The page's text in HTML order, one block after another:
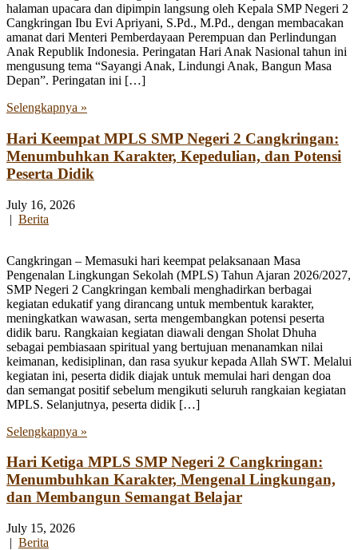
halaman upacara dan dipimpin langsung oleh Kepala SMP Negeri 2
Cangkringan Ibu Evi Apriyani, S.Pd., M.Pd., dengan membacakan
amanat dari Menteri Pemberdayaan Perempuan dan Perlindungan
Anak Republik Indonesia. Peringatan Hari Anak Nasional tahun ini
mengusung tema “Sayangi Anak, Lindungi Anak, Bangun Masa
Depan”. Peringatan ini […]
Selengkapnya »
Hari Keempat MPLS SMP Negeri 2 Cangkringan:
Menumbuhkan Karakter, Kepedulian, dan Potensi
Peserta Didik
July 16, 2026
| Berita
Cangkringan – Memasuki hari keempat pelaksanaan Masa
Pengenalan Lingkungan Sekolah (MPLS) Tahun Ajaran 2026/2027,
SMP Negeri 2 Cangkringan kembali menghadirkan berbagai
kegiatan edukatif yang dirancang untuk membentuk karakter,
meningkatkan wawasan, serta mengembangkan potensi peserta
didik baru. Rangkaian kegiatan diawali dengan Sholat Dhuha
sebagai pembiasaan spiritual yang bertujuan menanamkan nilai
keimanan, kedisiplinan, dan rasa syukur kepada Allah SWT. Melalui
kegiatan ini, peserta didik diajak untuk memulai hari dengan doa
dan semangat positif sebelum mengikuti seluruh rangkaian kegiatan
MPLS. Selanjutnya, peserta didik […]
Selengkapnya »
Hari Ketiga MPLS SMP Negeri 2 Cangkringan:
Menumbuhkan Karakter, Mengenal Lingkungan,
dan Membangun Semangat Belajar
July 15, 2026
| Berita